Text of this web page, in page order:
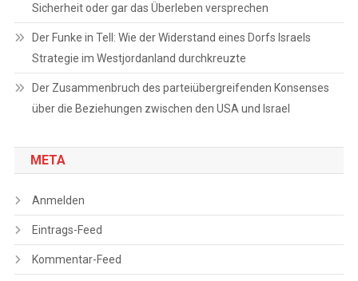
Sicherheit oder gar das Überleben versprechen
Der Funke in Tell: Wie der Widerstand eines Dorfs Israels
Strategie im Westjordanland durchkreuzte
Der Zusammenbruch des parteiübergreifenden Konsenses
über die Beziehungen zwischen den USA und Israel
META
Anmelden
Eintrags-Feed
Kommentar-Feed